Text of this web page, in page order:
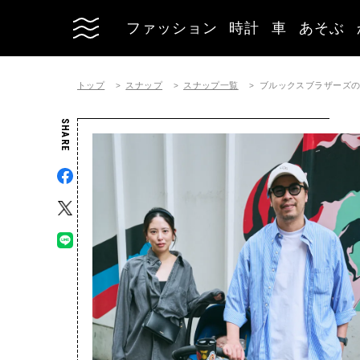
ファッション 時計 車 あそぶ
トップ スナップ スナップ一覧 ブルックスブラザーズ
SHARE